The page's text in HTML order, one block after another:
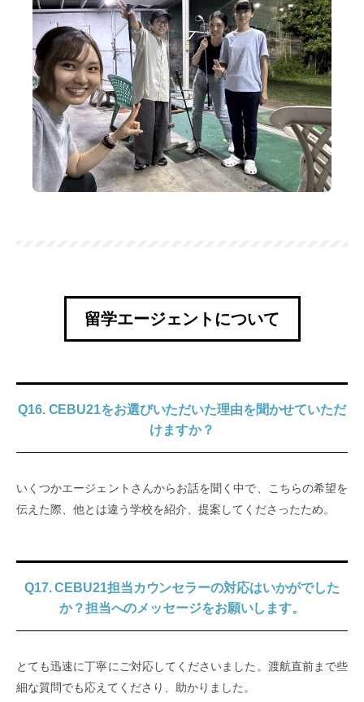
留学エージェントについて
Q16. CEBU21をお選びいただいた理由を聞かせていただ
けますか？
いくつかエージェントさんからお話を聞く中で、こちらの希望を
伝えた際、他とは違う学校を紹介、提案してくださったため。
Q17. CEBU21担当カウンセラーの対応はいかがでした
か？担当へのメッセージをお願いします。
とても迅速に丁寧にご対応してくださいました。渡航直前まで些
細な質問でも応えてくださり、助かりました。